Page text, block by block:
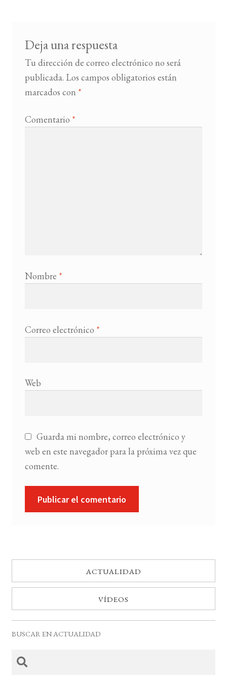
LISTA DE LIBROS
Deja una respuesta
Tu dirección de correo electrónico no será
publicada. Los campos obligatorios están
marcados con *
Comentario *
Nombre *
Correo electrónico *
Web
Guarda mi nombre, correo electrónico y
web en este navegador para la próxima vez que
comente.
ACTUALIDAD
VÍDEOS
BUSCAR EN ACTUALIDAD